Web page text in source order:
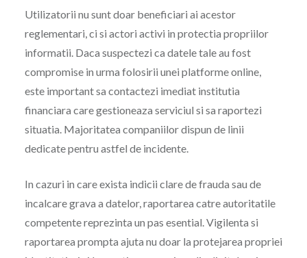
Utilizatorii nu sunt doar beneficiari ai acestor
reglementari, ci si actori activi in protectia propriilor
informatii. Daca suspectezi ca datele tale au fost
compromise in urma folosirii unei platforme online,
este important sa contactezi imediat institutia
financiara care gestioneaza serviciul si sa raportezi
situatia. Majoritatea companiilor dispun de linii
dedicate pentru astfel de incidente.
In cazuri in care exista indicii clare de frauda sau de
incalcare grava a datelor, raportarea catre autoritatile
competente reprezinta un pas esential. Vigilenta si
raportarea prompta ajuta nu doar la protejarea propriei